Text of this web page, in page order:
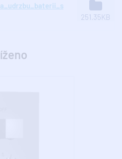
251.35KB